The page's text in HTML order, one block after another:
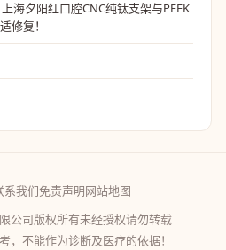
海夕阳红口腔CNC纯钛支架与PEEK
修复！
系我们免责声明网站地图
公司版权所有未经授权请勿转载
，不能作为诊断及医疗的依据！